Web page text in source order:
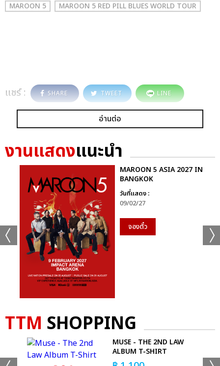
MAROON 5 MAROON 5 RED PILL BLUES WORLD TOUR
แชร์ : SHARE TWEET LINE
อ่านต่อ
งานแสดงแนะนำ
MAROON 5 ASIA 2027 IN
BANGKOK
วันที่แสดง :
09/02/27
จองตั๋ว
TTM SHOPPING
MUSE - THE 2ND LAW
ALBUM T-SHIRT